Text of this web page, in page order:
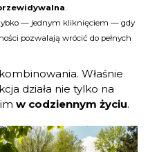
— jednym kliknięciem — gdy
pozwalają wrócić do pełnych
Właśnie
działa nie tylko na
w codziennym życiu.